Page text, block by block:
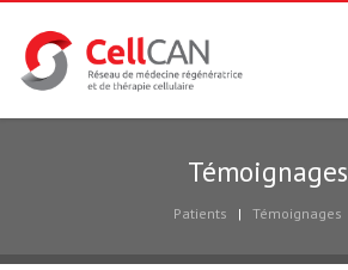
Témoignages
Patients | Témoignages